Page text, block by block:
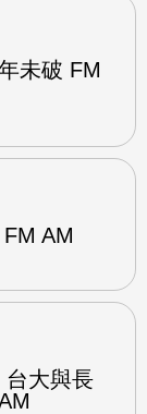
未破 FM
AM
台大與長